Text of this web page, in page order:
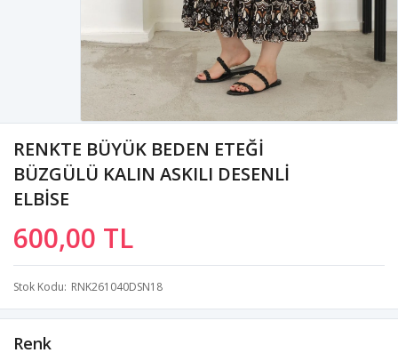
RENKTE BÜYÜK BEDEN ETEĞİ
BÜZGÜLÜ KALIN ASKILI DESENLİ
ELBİSE
600,00 TL
Stok Kodu RNK261040DSN18
Renk